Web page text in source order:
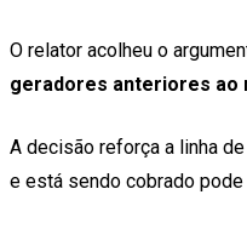
O relator acolheu o
geradores anteriores ao
A decisão reforça a linha
e está sendo cobrado